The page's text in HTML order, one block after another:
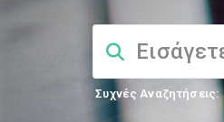
Συχνές Αναζητήσεις: